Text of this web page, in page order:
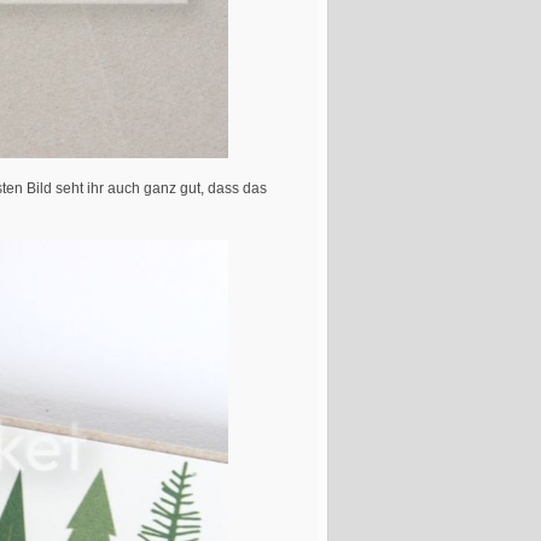
Bild seht ihr auch ganz gut, dass das